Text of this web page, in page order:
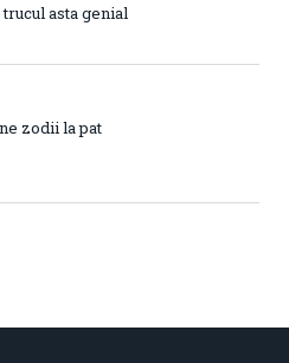
asta genial
zodii la pat